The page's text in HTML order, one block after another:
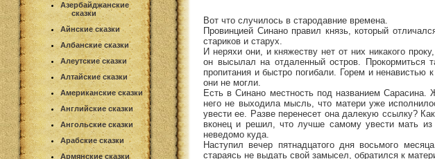
Азербайджанские
сказки
Айнские сказки
Албанские сказки
Алеутские сказки
Алтайские сказки
Американские сказки
Английские сказки
Ангольские сказки
Арабские сказки
Армянские сказки
Вот что случилось в стародавние времена.
Провинцией Синано правил князь, который
стариков и старух.
И неряхи они, и княжеству нет от них никакого
он высылал на отдаленный остров. Прокормиться
пропитания и быстро погибали. Горем и ненавистью
они не могли.
Есть в Синано местность под названием
него не выходила мысль, что матери уже
увести ее. Разве перенесет она далекую ссылку?
вконец и решил, что лучше самому увести мать
неведомо куда.
Наступил вечер пятнадцатого дня восьмого
стараясь не выдать свой замысел, обратился к